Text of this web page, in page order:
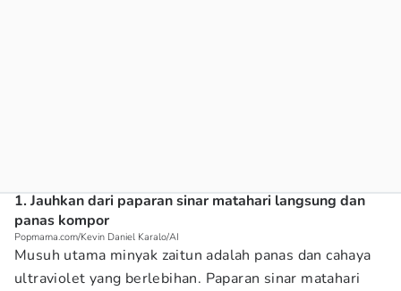
1. Jauhkan dari paparan sinar matahari langsung dan
panas kompor
Popmama.com/Kevin Daniel Karalo/AI
Musuh utama minyak zaitun adalah panas dan cahaya
ultraviolet yang berlebihan. Paparan sinar matahari